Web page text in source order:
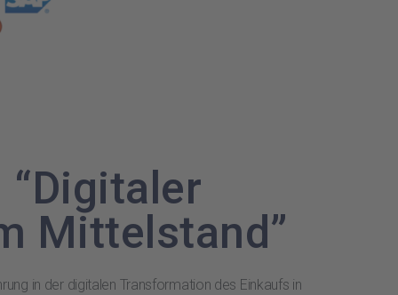
Mittelstand”
in der digitalen Transformation des Einkaufs in